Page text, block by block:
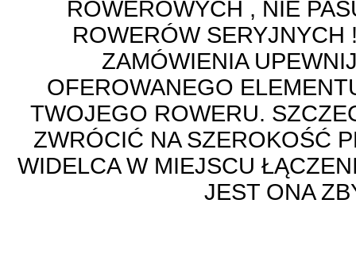
ROWEROWYCH , NIE
ROWERÓW SERYJNYCH
ZAMÓWIENIA
OFEROWANEGO
TWOJEGO ROWERU.
ZWRÓCIĆ NA SZEROKOŚĆ
WIDELCA W MIEJSCU
JEST ONA